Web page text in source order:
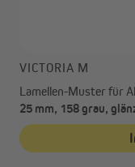
VICTORIA M
Lamellen-Muster für
25 mm, 158 grau,